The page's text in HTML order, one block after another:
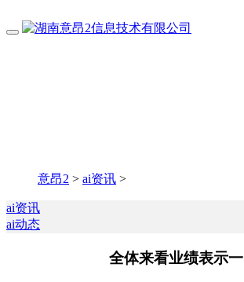
意昂2 > ai资讯 >
ai资讯
ai动态
全体来看业绩表示一